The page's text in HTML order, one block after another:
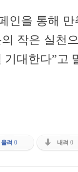
인을 통해
작은 실천
대한다”고
올려 0 내려 0